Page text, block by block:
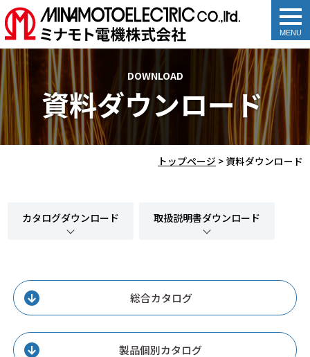
DOWNLOAD
資料ダウンロード
トップページ > 資料ダウンロード
カタログダウンロード 取扱説明書ダウンロード
総合カタログ
製品個別カタログ